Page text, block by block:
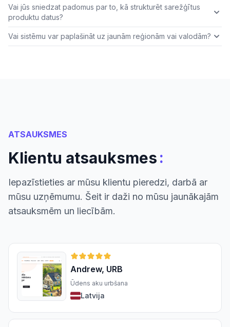
Vai jūs sniedzat padomus par to, kā strukturēt sarežģītus
produktu datus?
Vai sistēmu var paplašināt uz jaunām reģionām vai valodām?
ATSAUKSMES
Klientu atsauksmes:
Iepazīstieties ar mūsu klientu pieredzi, darbā ar
mūsu uzņēmumu. Šeit ir daži no mūsu jaunākajām
atsauksmēm un liecībām.
Andrew, URB
Ūdens aku urbšana
Latvija